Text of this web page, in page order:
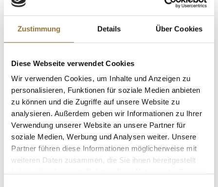
Zustimmung Details Über Cookies
Diese Webseite verwendet Cookies
Wir verwenden Cookies, um Inhalte und Anzeigen zu
personalisieren, Funktionen für soziale Medien anbieten
zu können und die Zugriffe auf unsere Website zu
analysieren. Außerdem geben wir Informationen zu Ihrer
Verwendung unserer Website an unsere Partner für
soziale Medien, Werbung und Analysen weiter. Unsere
Partner führen diese Informationen möglicherweise mit
weiteren Daten zusammen, die Sie ihnen bereitgestellt
0.65 g
LEBENSMITTELKENNZEICHNUNGEN
€ 8,57
St.
BOS FOOD Premium Selection -
Kreuzung Amur x Kaluga, Aquakultur,
ohne Konservierungsmittel, China, 20 g
Art.Nr.:69279